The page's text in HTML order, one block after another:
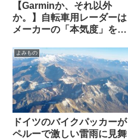
【Garminか、それ以外
か。】自転車用レーダーは
メーカーの「本気度」を考
Brytonは誤判定が多すぎ
る？（海外掲示板から）
よみもの
ドイツのバイクパッカーが
ペルーで激しい雷雨に見舞